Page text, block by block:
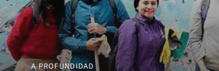
A PROFUNDIDAD